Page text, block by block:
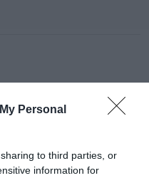
Personal
to third parties, or
information for